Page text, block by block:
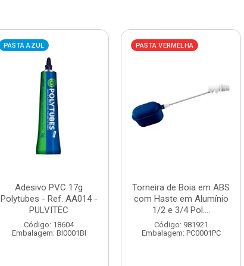
PASTA AZUL
Adesivo PVC 17g
Polytubes - Ref. AA014 -
PULVITEC
Código: 18604
Embalagem: BI0001BI
PASTA VERMELHA
Torneira de Boia em ABS
com Haste em Alumínio
1/2 e 3/4 Pol....
Código: 981921
Embalagem: PC0001PC